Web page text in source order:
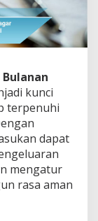
kunci
terpenuhi
dapat
mengatur
rasa aman